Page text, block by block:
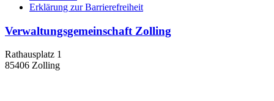
Erklärung zur Barrierefreiheit
Verwaltungsgemeinschaft Zolling
Rathausplatz 1
85406 Zolling